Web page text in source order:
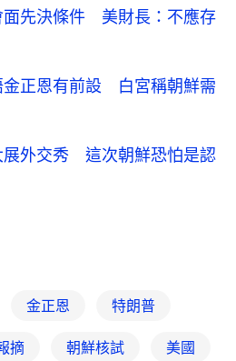
面先決條件 美財長：不應存
金正恩有前設 白宮稱朝鮮需
展外交秀 這次朝鮮恐怕是認
金正恩 特朗普
摘 朝鮮核試 美國